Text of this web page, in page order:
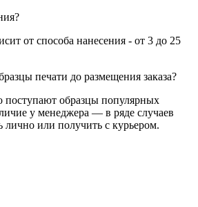
от способа нанесения - от 3 до 25
печати до размещения заказа?
поступают образцы популярных
у менеджера — в ряде случаев
лично или получить с курьером.